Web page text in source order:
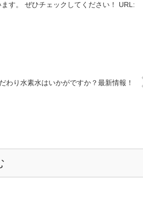
ます。 ぜひチェックしてください！ URL:
わり水素水はいかがですか？最新情報！